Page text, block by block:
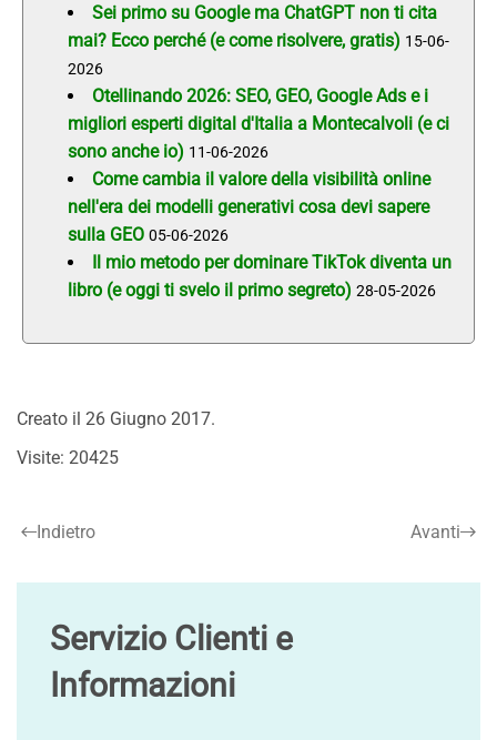
Sei primo su Google ma ChatGPT non ti cita
mai? Ecco perché (e come risolvere, gratis) 15-06-
2026
Otellinando 2026: SEO, GEO, Google Ads e i
migliori esperti digital d'Italia a Montecalvoli (e ci
sono anche io) 11-06-2026
Come cambia il valore della visibilità online
nell'era dei modelli generativi cosa devi sapere
sulla GEO 05-06-2026
Il mio metodo per dominare TikTok diventa un
libro (e oggi ti svelo il primo segreto) 28-05-2026
Creato il 26 Giugno 2017.
Visite: 20425
Indietro Avanti
Servizio Clienti e
Informazioni